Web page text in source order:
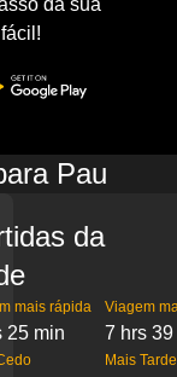
da sua
Pau
da
mais rápida
25 min
Viagem
7 hrs
Mais Tarde